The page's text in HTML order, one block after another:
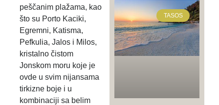
peščanim plažama, kao
što su Porto Kaciki,
Egremni, Katisma,
Pefkulia, Jalos i Milos,
kristalno čistom
Jonskom moru koje je
ovde u svim nijansama
tirkizne boje i u
kombinaciji sa belim
TASOS